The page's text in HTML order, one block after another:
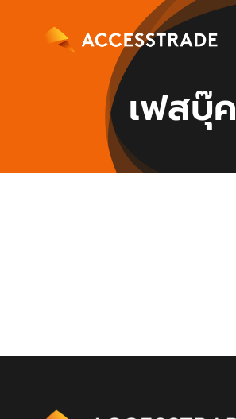
เฟสบุ๊ค